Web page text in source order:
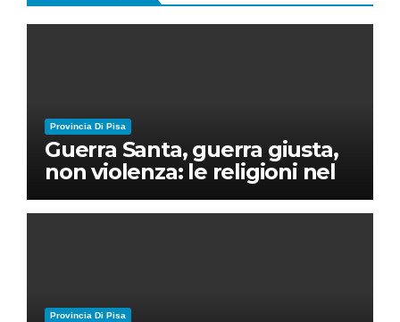
Provincia Di Pisa
Guerra Santa, guerra giusta,
non violenza: le religioni nel
nuovo disordine mondiale
Provincia Di Pisa